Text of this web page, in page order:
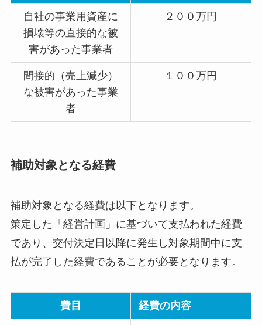
自社の事業用資産に
損壊等の直接的な被
害があった事業者
２００万円
間接的（売上減少）
な被害があった事業
者
１００万円
補助対象となる経費
補助対象となる経費は以下となります。
策定した「経営計画」に基づいて支払われた経費
であり、交付決定日以降に発生し対象期間中に支
払が完了した経費であることが必要となります。
費目 経費の内容